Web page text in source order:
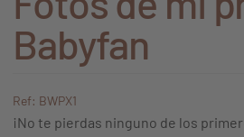
Babyfan
Ref: BWPX1
¡No te pierdas ninguno de los